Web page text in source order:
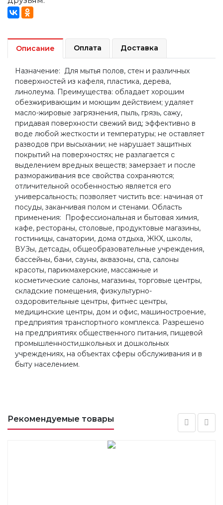
Описание Оплата Доставка
Назначение: Для мытья полов, стен и различных
поверхностей из кафеля, пластика, дерева,
линолеума. Преимущества: обладает хорошим
обезжиривающим и моющим действием; удаляет
масло-жировые загрязнения, пыль, грязь, сажу,
придавая поверхности свежий вид; эффективно в
воде любой жесткости и температуры; не оставляет
разводов при высыхании; не нарушает защитных
покрытий на поверхностях; не разлагается с
выделением вредных веществ; замерзает и после
размораживания все свойства сохраняются;
отличительной особенностью является его
универсальность; позволяет чистить все: начиная от
посуды, заканчивая полом и стенами. Область
применения: Профессиональная и бытовая химия,
кафе, рестораны, столовые, продуктовые магазины,
гостиницы, санатории, дома отдыха, ЖКХ, школы,
ВУЗы, детсады, общеобразовательные учреждения,
бассейны, бани, сауны, аквазоны, спа, салоны
красоты, парикмахерские, массажные и
косметические салоны, магазины, торговые центры,
складские помещения, физкультурно-
оздоровительные центры, фитнес центры,
медицинские центры, дом и офис, машиностроение,
предприятия транспортного комплекса. Разрешено
на предприятиях общественного питания, пищевой
промышленности,школьных и дошкольных
учреждениях, на объектах сферы обслуживания и в
быту населением.
Рекомендуемые товары